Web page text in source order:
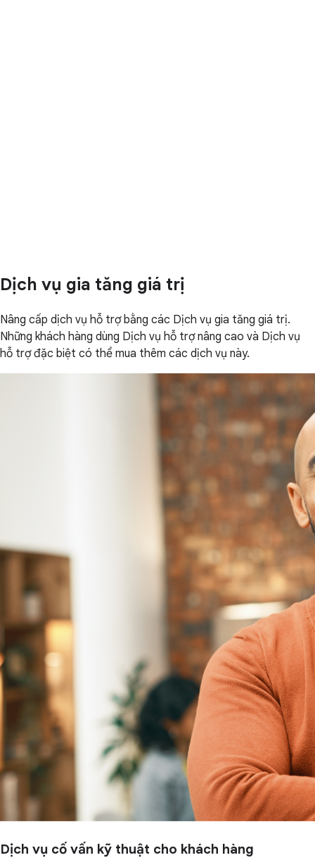
Dịch vụ gia tăng giá trị
Nâng cấp dịch vụ hỗ trợ bằng các Dịch vụ gia tăng giá trị.
Những khách hàng dùng Dịch vụ hỗ trợ nâng cao và Dịch vụ
hỗ trợ đặc biệt có thể mua thêm các dịch vụ này.
Dịch vụ cố vấn kỹ thuật cho khách hàng